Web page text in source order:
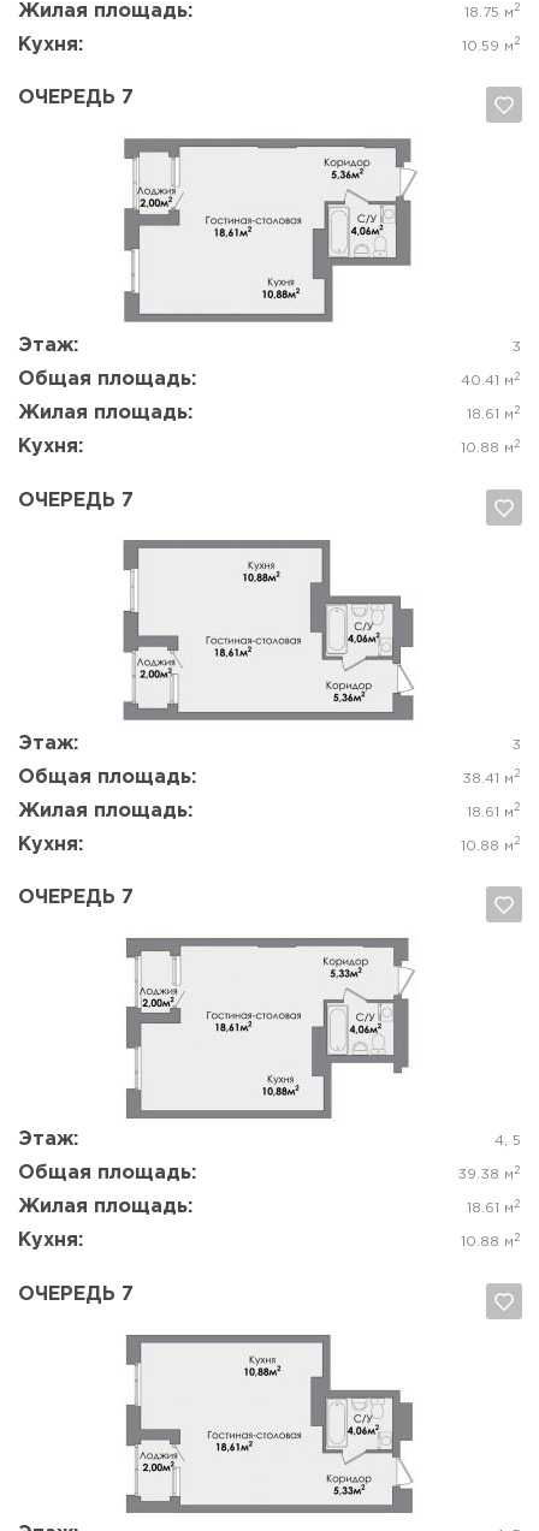
Жилая площадь: 18.75 м 2
Кухня: 10.59 м 2
ОЧЕРЕДЬ 7
Этаж: 3
Общая площадь: 40.41 м 2
Жилая площадь: 18.61 м 2
Кухня: 10.88 м 2
Да, удалить Отмена
ОЧЕРЕДЬ 7
Этаж: 3
Общая площадь: 38.41 м 2
Жилая площадь: 18.61 м 2
Кухня: 10.88 м 2
ОЧЕРЕДЬ 7
Этаж: 4, 5
Общая площадь: 39.38 м 2
Жилая площадь: 18.61 м 2
Кухня: 10.88 м 2
Да, удалить Отмена
ОЧЕРЕДЬ 7